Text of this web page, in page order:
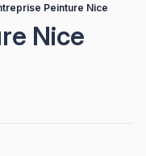
Peinture Nice
Nice